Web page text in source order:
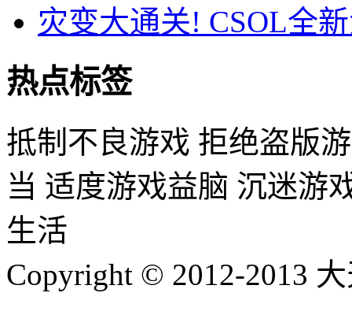
灾变大通关! CSOL全
热点标签
抵制不良游戏 拒绝盗版
当 适度游戏益脑 沉迷游
生活
Copyright © 2012-2013